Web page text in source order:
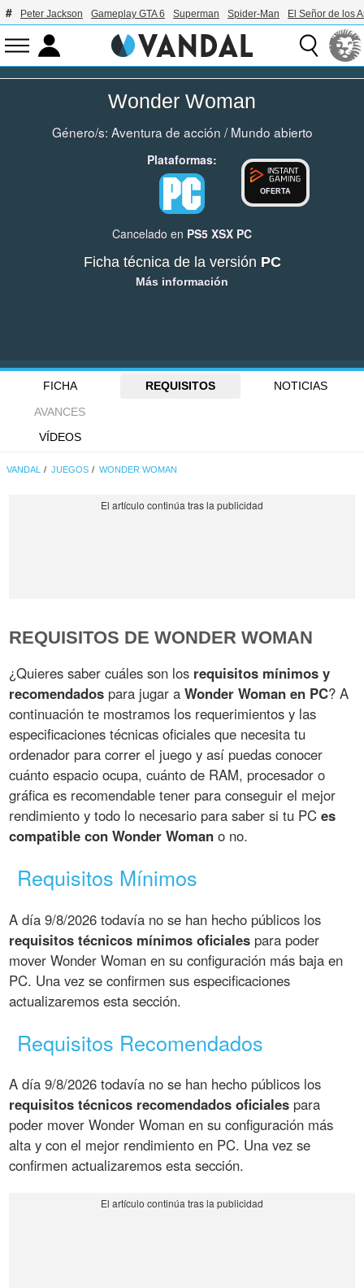
Peter Jackson Gameplay GTA 6 Superman Spider-Man El Señor de los
Wonder Woman
Género/s: Aventura de acción /Mundo abierto
Plataformas:
OFERTA
Cancelado en PS5 XSX PC
Ficha técnica de la versión PC
Más información
FICHA REQUISITOS
NOTICIAS
AVANCES
VÍDEOS
VANDAL JUEGOS WONDER WOMAN
REQUISITOS DE WONDER WOMAN
¿Quieres saber cuáles son los requisitos mínimos y
recomendados para jugar aWonder Woman en PC? A
continuación te mostramos los requerimientos y las
especificaciones técnicas oficiales que necesita tu
ordenador para correr el juego y así puedas conocer
cuánto espacio ocupa, cuánto de RAM, procesador o
gráfica es recomendable tener para conseguir el mejor
rendimiento y todo lo necesario para saber si tu PCes
compatible con Wonder Woman o no.
Requisitos Mínimos
A día 9/8/2026 todavía no se han hecho públicos los
requisitos técnicos mínimos oficiales para poder
mover Wonder Woman en su configuración más baja en
PC. Una vez se confirmen sus especificaciones
actualizaremos esta sección.
Requisitos Recomendados
A día 9/8/2026 todavía no se han hecho públicos los
requisitos técnicos recomendados oficiales para
poder mover Wonder Woman en su configuración más
alta y con el mejor rendimiento en PC. Una vez se
confirmen actualizaremos esta sección.